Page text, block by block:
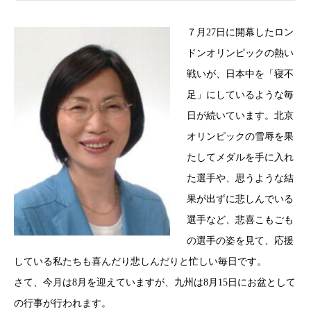
７月27日に開幕したロン
ドンオリンピックの熱い
戦いが、日本中を「寝不
足」にしているような毎
日が続いています。北京
オリンピックの雪辱を果
たしてメダルを手に入れ
た選手や、思うような結
果が出ずに悲しんでいる
選手など、悲喜こもごも
の選手の姿を見て、応援
している私たちも喜んだり悲しんだりと忙しい毎日です。
さて、今月は8月を迎えていますが、九州は8月15日にお盆として
の行事が行われます。